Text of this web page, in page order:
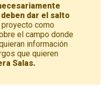
dar el salto
proyecto como
el campo donde
información
que quieren
Salas.